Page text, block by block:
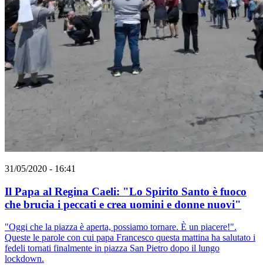
31/05/2020 - 16:41
Il Papa al Regina Caeli: "Lo Spirito Santo è fuoco
che brucia i peccati e crea uomini e donne nuovi"
"Oggi che la piazza è aperta, possiamo tornare. È un piacere!".
Queste le parole con cui papa Francesco questa mattina ha salutato i
fedeli tornati finalmente in piazza San Pietro dopo il lungo
lockdown.